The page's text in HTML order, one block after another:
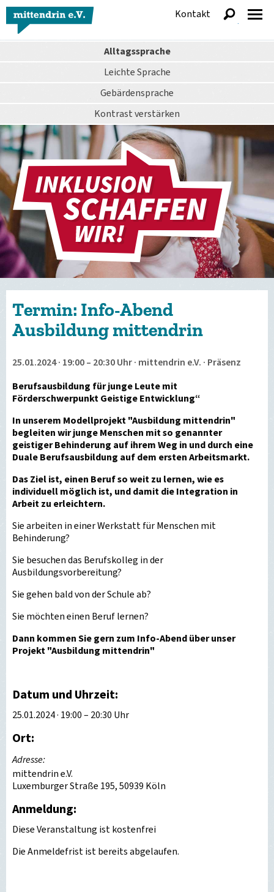
Alltagssprache
Leichte Sprache
Gebärdensprache
Kontrastverstärken
Kontakt
anzeigen
Termin: Info-Abend
Ausbildung mittendrin
25.01.2024 · 19:00 – 20:30 Uhr · mittendrin e.V. · Präsenz
Berufsausbildung für junge Leute mit
Förderschwerpunkt Geistige Entwicklung“
In unserem Modellprojekt "Ausbildung mittendrin"
begleiten wir junge Menschen mit so genannter
geistiger Behinderung auf ihrem Weg in und durch eine
Duale Berufsausbildung auf dem ersten Arbeitsmarkt.
Das Ziel ist, einen Beruf so weit zu lernen, wie es
individuell möglich ist, und damit die Integration in
Arbeit zu erleichtern.
Sie arbeiten in einer Werkstatt für Menschen mit
Behinderung?
Sie besuchen das Berufskolleg in der
Ausbildungsvorbereitung?
Sie gehen bald von der Schule ab?
Sie möchten einen Beruf lernen?
Dann kommen Sie gern zum Info-Abend über unser
Projekt "Ausbildung mittendrin"
Datum und Uhrzeit:
25.01.2024 · 19:00 – 20:30 Uhr
Ort:
Adresse:
mittendrin e.V.
Luxemburger Straße 195, 50939 Köln
Anmeldung:
Diese Veranstaltung ist kostenfrei
Die Anmeldefrist ist bereits abgelaufen.